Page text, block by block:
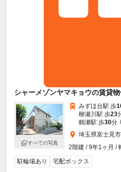
シャーメゾンヤマキョウの賃貸
すべての写真
みずほ台駅 歩
柳瀬川駅 歩23
鶴瀬駅 歩30分
埼玉県富士見
2階建 / 9年1ヶ月 /
駐輪場あり
宅配ボックス